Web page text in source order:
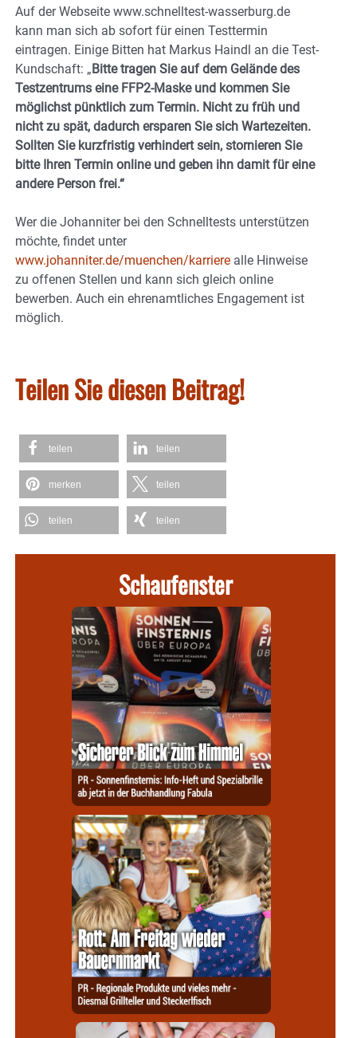
Auf der Webseite www.schnelltest-wasserburg.de
kann man sich ab sofort für einen Testtermin
eintragen. Einige Bitten hat Markus Haindl an die Test-
Kundschaft: „Bitte tragen Sie auf dem Gelände des
Testzentrums eine FFP2-Maske und kommen Sie
möglichst pünktlich zum Termin. Nicht zu früh und
nicht zu spät, dadurch ersparen Sie sich Wartezeiten.
Sollten Sie kurzfristig verhindert sein, stornieren Sie
bitte Ihren Termin online und geben ihn damit für eine
andere Person frei.“
Wer die Johanniter bei den Schnelltests unterstützen
möchte, findet unter
www.johanniter.de/muenchen/karriere alle Hinweise
zu offenen Stellen und kann sich gleich online
bewerben. Auch ein ehrenamtliches Engagement ist
möglich.
Teilen Sie diesen Beitrag!
teilen teilen
merken teilen
teilen teilen
Schaufenster